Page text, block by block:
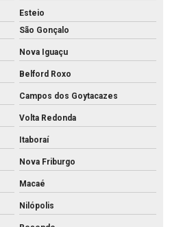
Esteio
São Gonçalo
Nova Iguaçu
Belford Roxo
Campos dos Goytacazes
Volta Redonda
Itaboraí
Nova Friburgo
Macaé
Nilópolis